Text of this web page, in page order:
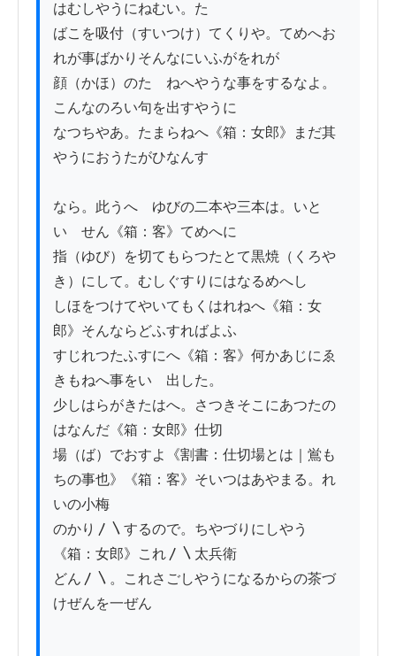
はむしやうにねむい。た
ばこを吸付（すいつけ）てくりや。てめへお
れが事ばかりそんなにいふがをれが
顔（かほ）のたゝねへやうな事をするなよ。
こんなのろい句を出すやうに
なつちやあ。たまらねへ《箱：女郎》まだ其
やうにおうたがひなんす
なら。此うへゝゆびの二本や三本は。いと
いゝせん《箱：客》てめへに
指（ゆび）を切てもらつたとて黒焼（くろや
き）にして。むしぐすりにはなるめへし
しほをつけてやいてもくはれねへ《箱：女
郎》そんならどふすればよふ
すじれつたふすにへ《箱：客》何かあじにゑ
きもねへ事をいゝ出した。
少しはらがきたはへ。さつきそこにあつたの
はなんだ《箱：女郎》仕切
場（ば）でおすよ《割書：仕切場とは｜鴬も
ちの事也》《箱：客》そいつはあやまる。れ
いの小梅
のかり〳〵するので。ちやづりにしやう
《箱：女郎》これ〳〵太兵衛
どん〳〵。これさごしやうになるからの茶づ
けぜんを一ぜん